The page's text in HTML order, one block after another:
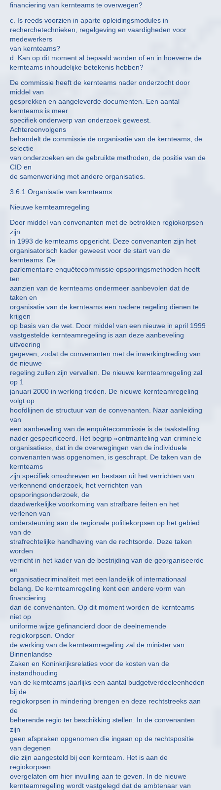
financiering van kernteams te overwegen?
c. Is reeds voorzien in aparte opleidingsmodules in
recherchetechnieken, regelgeving en vaardigheden voor
medewerkers
van kernteams?
d. Kan op dit moment al bepaald worden of en in hoeverre de
kernteams inhoudelijke betekenis hebben?
De commissie heeft de kernteams nader onderzocht door
middel van
gesprekken en aangeleverde documenten. Een aantal
kernteams is meer
specifiek onderwerp van onderzoek geweest.
Achtereenvolgens
behandelt de commissie de organisatie van de kernteams, de
selectie
van onderzoeken en de gebruikte methoden, de positie van de
CID en
de samenwerking met andere organisaties.
3.6.1 Organisatie van kernteams
Nieuwe kernteamregeling
Door middel van convenanten met de betrokken regiokorpsen
zijn
in 1993 de kernteams opgericht. Deze convenanten zijn het
organisatorisch kader geweest voor de start van de
kernteams. De
parlementaire enquêtecommissie opsporingsmethoden heeft
ten
aanzien van de kernteams ondermeer aanbevolen dat de
taken en
organisatie van de kernteams een nadere regeling dienen te
krijgen
op basis van de wet. Door middel van een nieuwe in april 1999
vastgestelde kernteamregeling is aan deze aanbeveling
uitvoering
gegeven, zodat de convenanten met de inwerkingtreding van
de nieuwe
regeling zullen zijn vervallen. De nieuwe kernteamregeling zal
op 1
januari 2000 in werking treden. De nieuwe kernteamregeling
volgt op
hoofdlijnen de structuur van de convenanten. Naar aanleiding
van
een aanbeveling van de enquêtecommissie is de taakstelling
nader gespecificeerd. Het begrip «ontmanteling van criminele
organisaties», dat in de overwegingen van de individuele
convenanten was opgenomen, is geschrapt. De taken van de
kernteams
zijn specifiek omschreven en bestaan uit het verrichten van
verkennend onderzoek, het verrichten van
opsporingsonderzoek, de
daadwerkelijke voorkoming van strafbare feiten en het
verlenen van
ondersteuning aan de regionale politiekorpsen op het gebied
van de
strafrechtelijke handhaving van de rechtsorde. Deze taken
worden
verricht in het kader van de bestrijding van de georganiseerde
en
organisatiecriminaliteit met een landelijk of internationaal
belang. De kernteamregeling kent een andere vorm van
financiering
dan de convenanten. Op dit moment worden de kernteams
niet op
uniforme wijze gefinancierd door de deelnemende
regiokorpsen. Onder
de werking van de kernteamregeling zal de minister van
Binnenlandse
Zaken en Koninkrijksrelaties voor de kosten van de
instandhouding
van de kernteams jaarlijks een aantal budgetverdeeleenheden
bij de
regiokorpsen in mindering brengen en deze rechtstreeks aan
de
beherende regio ter beschikking stellen. In de convenanten
zijn
geen afspraken opgenomen die ingaan op de rechtspositie
van degenen
die zijn aangesteld bij een kernteam. Het is aan de
regiokorpsen
overgelaten om hier invulling aan te geven. In de nieuwe
kernteamregeling wordt vastgelegd dat de ambtenaar van